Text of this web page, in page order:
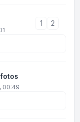
1 2
00:49